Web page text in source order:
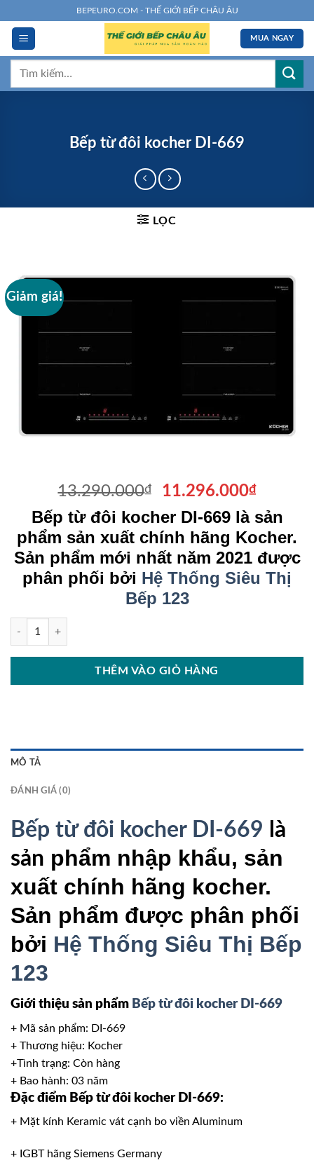
đến
dung
BEPEURO.COM - THẾ GIỚI BẾP CHÂU ÂU
MUA NGAY
Tìm
Bếp từ đôi kocher DI-669
LỌC
Giảm giá!
13.290.000₫
Giá
gốc
là:
13.290.000₫.
11.296.000₫Giá
hiện
tại
là:
Bếp từ đôi kocher DI-669 là sản
phẩm sản xuất chính hãng Kocher.
Sản phẩm mới nhất năm 2021 được
phân phối bởi Hệ Thống Siêu Thị
Bếp 123
Bếp từ đôi kocher DI-669 số lượng
THÊM VÀO GIỎ HÀNG
MÔ TẢ
ĐÁNH GIÁ (0)
Bếp từ đôi kocher DI-669 là
sản phẩm nhập khẩu, sản
xuất chính hãng kocher.
Sản phẩm được phân phối
bởi Hệ Thống Siêu Thị Bếp
123
Giới thiệu sản phẩm Bếp từ đôi kocher DI-669
+ Mã sản phẩm: DI-669
+ Thương hiệu: Kocher
+Tình trạng: Còn hàng
+ Bao hành: 03 năm
Đặc điểm Bếp từ đôi kocher DI-669:
+ Mặt kính Keramic vát cạnh bo viền Aluminum
+ IGBT hãng Siemens Germany